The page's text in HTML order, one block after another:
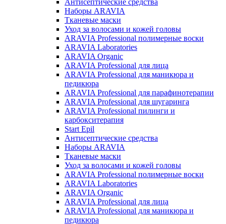
Антисептические средства
Наборы ARAVIA
Тканевые маски
Уход за волосами и кожей головы
ARAVIA Professional полимерные воски
ARAVIA Laboratories
ARAVIA Organic
ARAVIA Professional для лица
ARAVIA Professional для маникюра и
педикюра
ARAVIA Professional для парафинотерапии
ARAVIA Professional для шугаринга
ARAVIA Professional пилинги и
карбокситерапия
Start Epil
Антисептические средства
Наборы ARAVIA
Тканевые маски
Уход за волосами и кожей головы
ARAVIA Professional полимерные воски
ARAVIA Laboratories
ARAVIA Organic
ARAVIA Professional для лица
ARAVIA Professional для маникюра и
педикюра